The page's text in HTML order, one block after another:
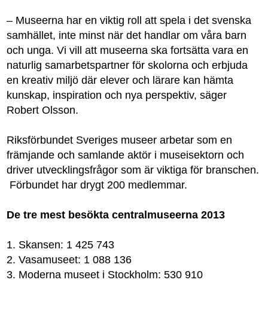
– Museerna har en viktig roll att spela i det svenska
samhället, inte minst när det handlar om våra barn
och unga. Vi vill att museerna ska fortsätta vara en
naturlig samarbetspartner för skolorna och erbjuda
en kreativ miljö där elever och lärare kan hämta
kunskap, inspiration och nya perspektiv, säger
Robert Olsson.
Riksförbundet Sveriges museer arbetar som en
främjande och samlande aktör i museisektorn och
driver utvecklingsfrågor som är viktiga för branschen.
Förbundet har drygt 200 medlemmar.
De tre mest besökta centralmuseerna 2013
1. Skansen: 1 425 743
2. Vasamuseet: 1 088 136
3. Moderna museet i Stockholm: 530 910